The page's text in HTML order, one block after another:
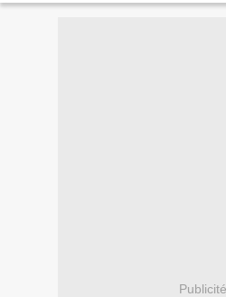
Publicité